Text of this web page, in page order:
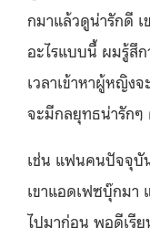
กมาแล้วดูน่ารักดี เ
อะไรแบบนี้ ผมรู้สึ
เวลาเข้าหาผู้หญิงจ
จะมีกลยุทธน่ารักๆ
เช่น แฟนคนปัจจุบั
เขาแอดเฟซบุ๊กมา
ไปมาก่อน พอดีเรี